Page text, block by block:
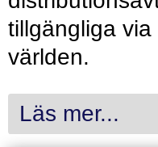
tillgängliga
världen.
Läs mer...